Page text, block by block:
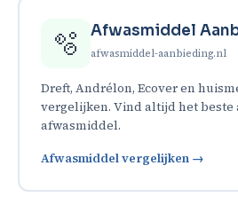
🫧 Afwasmiddel
afwasmiddel-aanbieding.nl
Dreft, Andrélon, Ecover en
vergelijken. Vind altijd het beste
afwasmiddel.
Afwasmiddel vergelijken →